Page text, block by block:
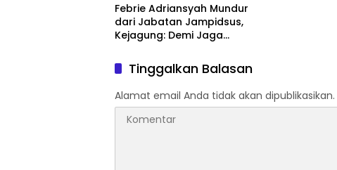
Febrie Adriansyah Mundur
dari Jabatan Jampidsus,
Kejagung: Demi Jaga
Tinggalkan Balasan
Alamat email Anda tidak akan dipublikasikan.